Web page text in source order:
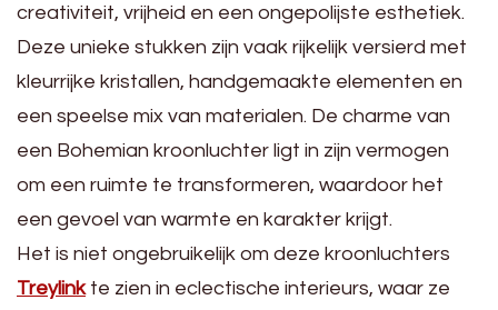
creativiteit, vrijheid en een ongepolijste esthetiek.
Deze unieke stukken zijn vaak rijkelijk versierd met
kleurrijke kristallen, handgemaakte elementen en
een speelse mix van materialen. De charme van
een Bohemian kroonluchter ligt in zijn vermogen
om een ruimte te transformeren, waardoor het
een gevoel van warmte en karakter krijgt.
Het is niet ongebruikelijk om deze kroonluchters
Treylinkte zien in eclectische interieurs, waar ze